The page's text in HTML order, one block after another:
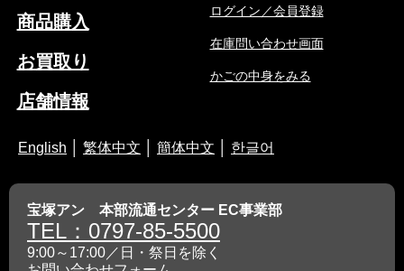
商品購入
お買取り
店舗情報
ログイン／会員登録
在庫問い合わせ画面
かごの中身をみる
English 繁体中文 簡体中文 한글어
宝塚アン 本部流通センター EC事業部
TEL：0797-85-5500
9:00～17:00／日・祭日を除く